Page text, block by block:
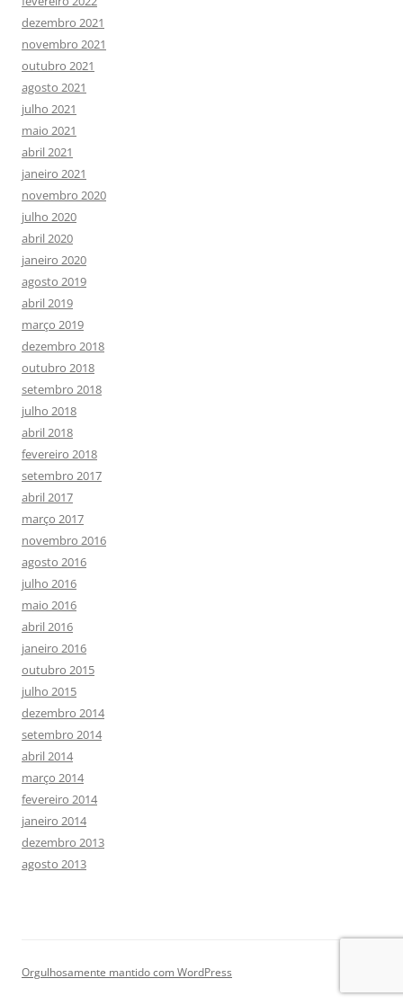
dezembro 2021
novembro 2021
outubro 2021
agosto 2021
julho 2021
maio 2021
abril 2021
janeiro 2021
novembro 2020
julho 2020
abril 2020
janeiro 2020
agosto 2019
abril 2019
março 2019
dezembro 2018
outubro 2018
setembro 2018
julho 2018
abril 2018
fevereiro 2018
setembro 2017
abril 2017
março 2017
novembro 2016
agosto 2016
julho 2016
maio 2016
abril 2016
janeiro 2016
outubro 2015
julho 2015
dezembro 2014
setembro 2014
abril 2014
março 2014
fevereiro 2014
janeiro 2014
dezembro 2013
agosto 2013
Orgulhosamente mantido com WordPress